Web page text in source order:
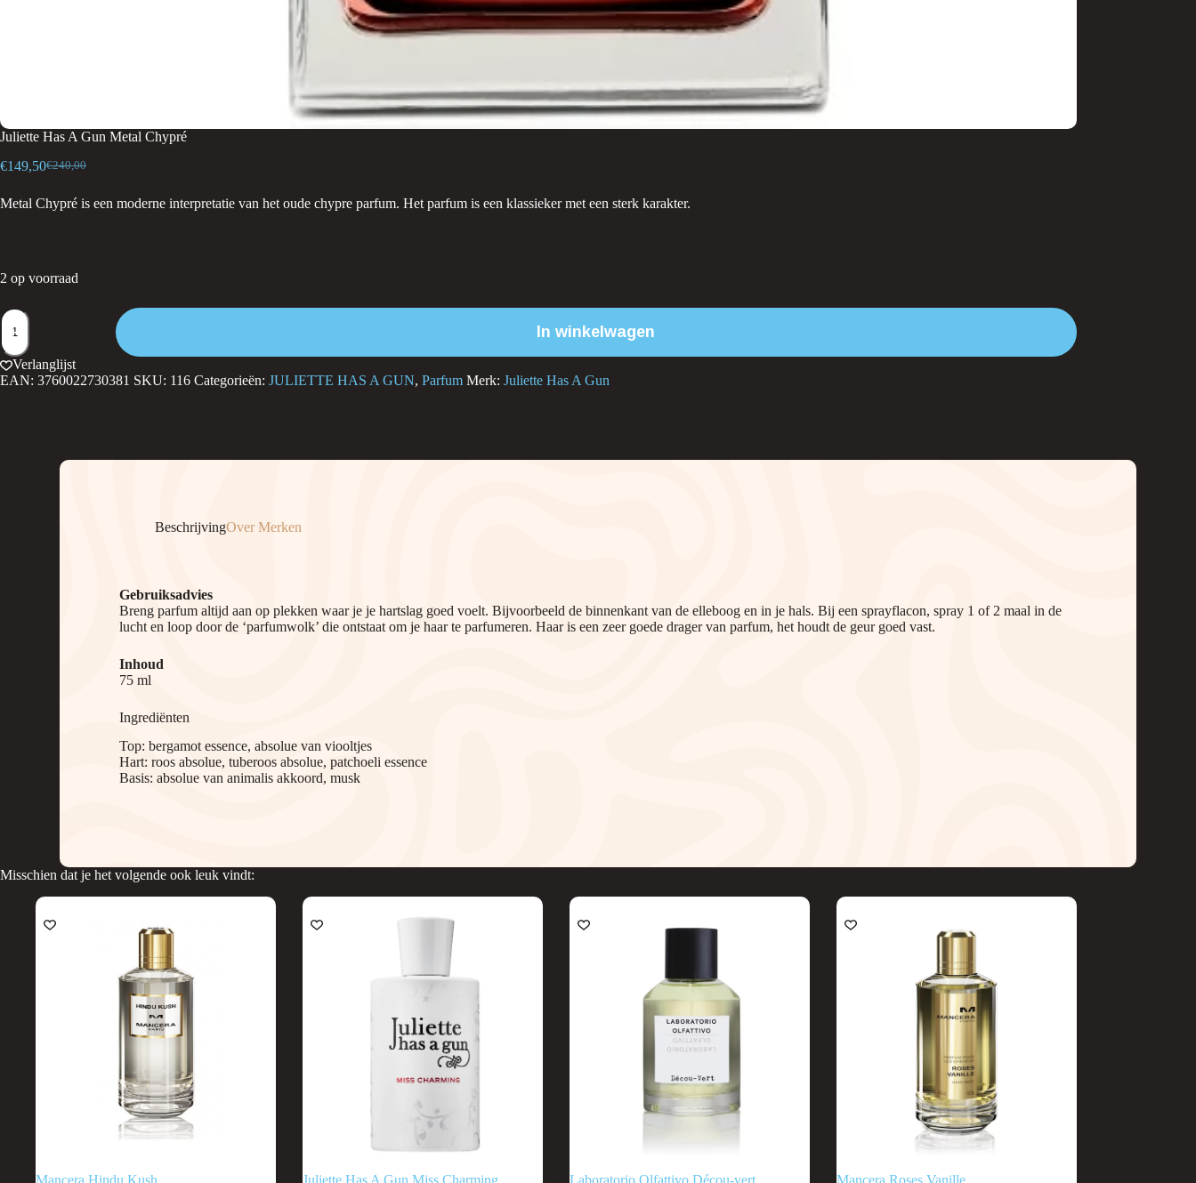
Juliette Has A Gun Metal Chypré
€240,00
Oorspronkelijke
was:
€149,50Huidige
is:
Metal Chypré is een moderne interpretatie van het oude chypre parfum. Het parfum is een klassieker met een sterk karakter.
2 op voorraad
Juliette
Has
A
Gun
Metal
Chypré
In winkelwagen
Verlanglijst
EAN: 3760022730381 SKU: 116 Categorieën: JULIETTE HAS A GUN, Parfum Merk: Juliette Has A Gun
BeschrijvingOver Merken
Gebruiksadvies
Breng parfum altijd aan op plekken waar je je hartslag goed voelt. Bijvoorbeeld de binnenkant van de elleboog en in je hals. Bij een sprayflacon, spray 1 of 2 maal in de
lucht en loop door de ‘parfumwolk’ die ontstaat om je haar te parfumeren. Haar is een zeer goede drager van parfum, het houdt de geur goed vast.
Inhoud
75 ml
Ingrediënten
Top: bergamot essence, absolue van viooltjes
Hart: roos absolue, tuberoos absolue, patchoeli essence
Basis: absolue van animalis akkoord, musk
Misschien dat je het volgende ook leuk vindt:
UITVERKOOP UITVERKOCHT